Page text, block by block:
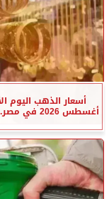
أغسطس 2026 في مصر.. كم يبلغ...